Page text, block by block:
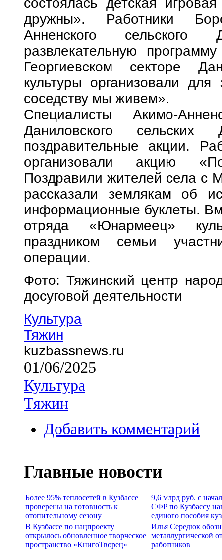
состоялась детская
дружны». Работники
Анненского
развлекательную
Георгиевском секторе
культуры организовали
соседству мы живем».
Специалисты Акимо-
Даниловского
поздравительные акции.
организовали акцию
Поздравили жителей села с
рассказали землякам об
информационные буклеты.
отряда «Юнармеец»
праздником семьи
операции.
Фото: Тяжинский центр
досуговой деятельности
Культура
Тяжин
kuzbassnews.ru
01/06/2025
Культура
Тяжин
Добавить комментарий
Главные новости
Более 95% теплосетей в Кузбассе
проверены на готовность к
отопительному сезону
9,6 млрд руб. с
СФР по Кузбассу
единого пособия
В Кузбассе по нацпроекту
открылось обновленное творческое
пространство «КнигоТворец»
Илья Середюк
металлургической
работников